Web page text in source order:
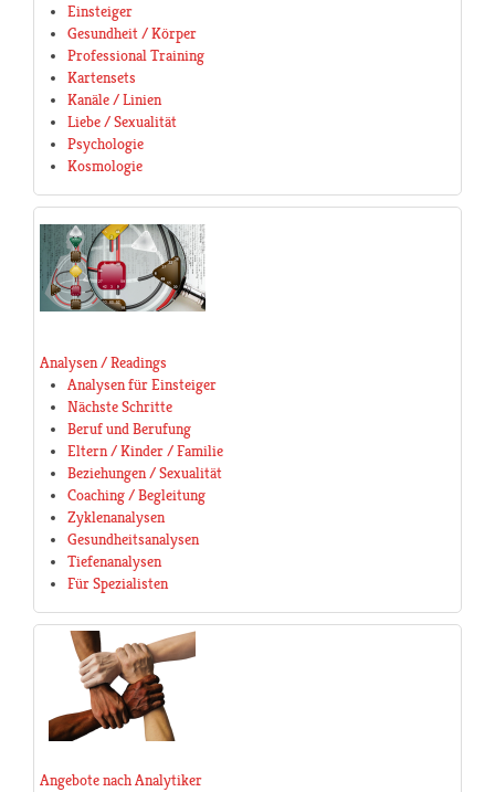
Einsteiger
Gesundheit / Körper
Professional Training
Kartensets
Kanäle / Linien
Liebe / Sexualität
Psychologie
Kosmologie
Analysen / Readings
Analysen für Einsteiger
Nächste Schritte
Beruf und Berufung
Eltern / Kinder / Familie
Beziehungen / Sexualität
Coaching / Begleitung
Zyklenanalysen
Gesundheitsanalysen
Tiefenanalysen
Für Spezialisten
Angebote nach Analytiker